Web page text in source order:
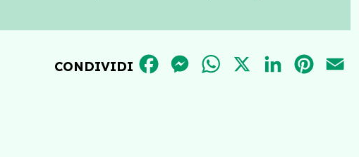
CONDIVIDI FACEBOOKMESSENGER
WHATSAPPLINKEDIN